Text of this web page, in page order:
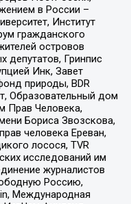
в России –
Институт
гражданского
островов
депутатов, Гринпис
Инк, Завет
природы, BDR
Образовательный дом
Прав Человека,
Бориса Звозскова,
человека Ереван,
лосося, TVR
исследований им
журналистов
Россию,
Международная